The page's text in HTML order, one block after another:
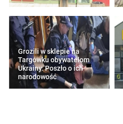
Grozili w sklepie na
Targówku obywatelom
Ukrainy. Poszło o ich
narodowość